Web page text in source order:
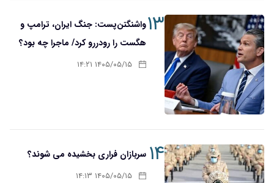
۱۳واشنگتن‌پست: جنگ ایران، ترامپ و
هگست را رودررو کرد/ ماجرا چه بود؟
۱۴۰۵/۰۵/۱۵ ۱۴:۲۱
۱۴ سربازان فراری بخشیده می شوند؟
۱۴۰۵/۰۵/۱۵ ۱۴:۱۳